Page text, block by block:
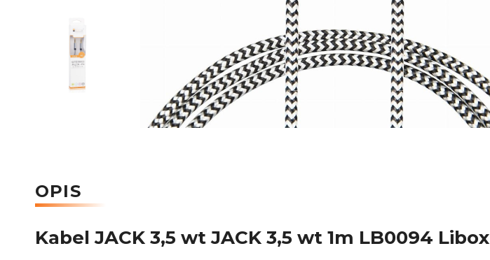
OPIS
Kabel JACK 3,5 wt JACK 3,5 wt 1m LB0094 Libox